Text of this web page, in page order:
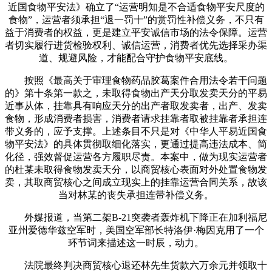
近国食物平安法》确立了“运营明知是不合适食物平安尺度的
食物”，运营者须承担“退一罚十”的赏罚性补偿义务，不只有
益于消费者的权益，更是建立平安诚信市场的法令保障。运营
者切实履行进货检验权利、诚信运营，消费者优先选择采办渠
道、规避风险，才能配合守护食物平安底线。
按照《最高关于审理食物药品胶葛案件合用法令若干问题
的》第十条第一款之，未取得食物出产天分取发卖天分的平易
近事从体，挂靠具有响应天分的出产者取发卖者，出产、发卖
食物，形成消费者损害，消费者请求挂靠者取被挂靠者承担连
带义务的，应予支撑。上述条目不只是对《中华人平易近国食
物平安法》的具体贯彻取细化落实，更通过提高违法成本、简
化径，强效督促运营各方履职尽责。本案中，做为现实运营者
的杜某未取得食物发卖天分，以商贸核心表面对外处置食物发
卖，其取商贸核心之间成立现实上的挂靠运营合同关系，故该
当对林某的丧失承担连带补偿义务。
外媒报道，当第二架B-21突袭者轰炸机下降正在加利福尼
亚州爱德华兹空军时，美国空军部长特洛伊·梅因克用了一个
环节词来描述这一时辰，动力。
法院最终判决商贸核心退还林先生货款六万余元并领取十